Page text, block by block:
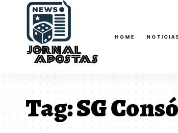
HOME NOTICIAS
Tag:SG